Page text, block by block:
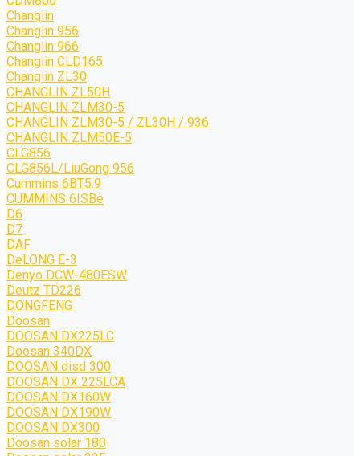
Changlin
Changlin 956
Changlin 966
Changlin CLD165
Changlin ZL30
CHANGLIN ZL50H
CHANGLIN ZLM30-5
CHANGLIN ZLM30-5 / ZL30H / 936
CHANGLIN ZLM50E-5
CLG856
CLG856L/LiuGong 956
Cummins 6BT5.9
CUMMINS 6ISBe
D6
D7
DAF
DeLONG Е-3
Denyo DCW-480ESW
Deutz TD226
DONGFENG
Doosan
DOOSAN DX225LC
Doosan 340DX
DOOSAN disd 300
DOOSAN DX 225LCA
DOOSAN DX160W
DOOSAN DX190W
DOOSAN DX300
Doosan solar 180